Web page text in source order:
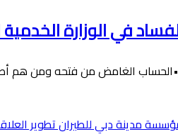
في الوزارة
الغامض من فتحه ومن هم